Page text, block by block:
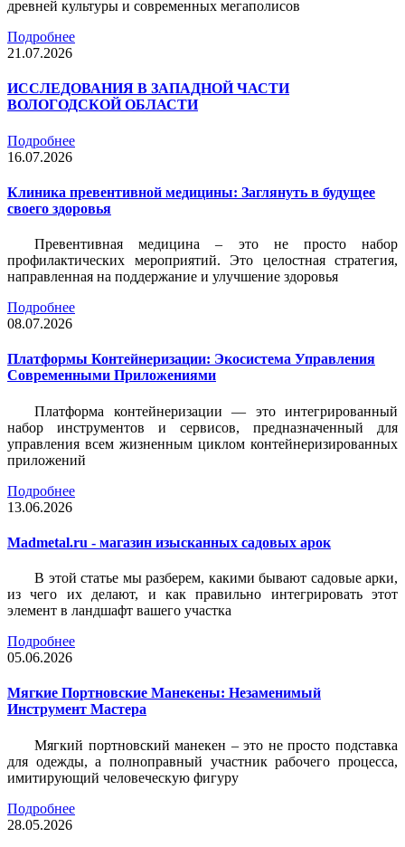
древней культуры и современных мегаполисов
Подробнее
21.07.2026
ИССЛЕДОВАНИЯ В ЗАПАДНОЙ ЧАСТИ
ВОЛОГОДСКОЙ ОБЛАСТИ
Подробнее
16.07.2026
Клиника превентивной медицины: Заглянуть в будущее
своего здоровья
Превентивная медицина – это не просто набор
профилактических мероприятий. Это целостная стратегия,
направленная на поддержание и улучшение здоровья
Подробнее
08.07.2026
Платформы Контейнеризации: Экосистема Управления
Современными Приложениями
Платформа контейнеризации — это интегрированный
набор инструментов и сервисов, предназначенный для
управления всем жизненным циклом контейнеризированных
приложений
Подробнее
13.06.2026
Madmetal.ru - магазин изысканных садовых арок
В этой статье мы разберем, какими бывают садовые арки,
из чего их делают, и как правильно интегрировать этот
элемент в ландшафт вашего участка
Подробнее
05.06.2026
Мягкие Портновские Манекены: Незаменимый
Инструмент Мастера
Мягкий портновский манекен – это не просто подставка
для одежды, а полноправный участник рабочего процесса,
имитирующий человеческую фигуру
Подробнее
28.05.2026